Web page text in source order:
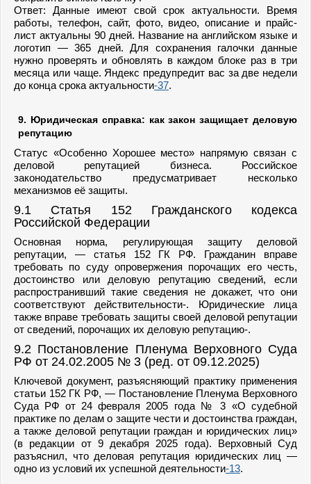
Ответ: Данные имеют свой срок актуальности. Время
работы, телефон, сайт, фото, видео, описание и прайс-
лист актуальны 90 дней. Название на английском языке и
логотип — 365 дней. Для сохранения галочки данные
нужно проверять и обновлять в каждом блоке раз в три
месяца или чаще. Яндекс предупредит вас за две недели
до конца срока актуальности-37.
9. Юридическая справка: как закон защищает деловую
репутацию
Статус «Особенно Хорошее место» напрямую связан с
деловой репутацией бизнеса. Российское
законодательство предусматривает несколько
механизмов её защиты.
9.1 Статья 152 Гражданского кодекса
Российской Федерации
Основная норма, регулирующая защиту деловой
репутации, — статья 152 ГК РФ. Гражданин вправе
требовать по суду опровержения порочащих его честь,
достоинство или деловую репутацию сведений, если
распространивший такие сведения не докажет, что они
соответствуют действительности-. Юридические лица
также вправе требовать защиты своей деловой репутации
от сведений, порочащих их деловую репутацию-.
9.2 Постановление Пленума Верховного Суда
РФ от 24.02.2005 № 3 (ред. от 09.12.2025)
Ключевой документ, разъясняющий практику применения
статьи 152 ГК РФ, — Постановление Пленума Верховного
Суда РФ от 24 февраля 2005 года № 3 «О судебной
практике по делам о защите чести и достоинства граждан,
а также деловой репутации граждан и юридических лиц»
(в редакции от 9 декабря 2025 года). Верховный Суд
разъяснил, что деловая репутация юридических лиц —
одно из условий их успешной деятельности-13.